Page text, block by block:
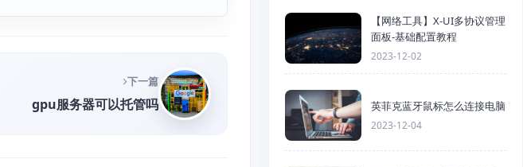
下一篇
gpu服务器可以托管吗
【网络工具】X-UI多协议管理
面板-基础配置教程
2023-12-02
英菲克蓝牙鼠标怎么连接电脑
2023-12-04